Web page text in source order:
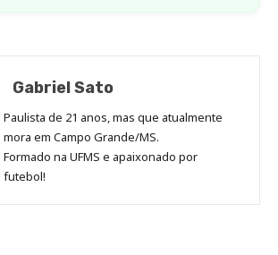
Gabriel Sato
Paulista de 21 anos, mas que atualmente
mora em Campo Grande/MS.
Formado na UFMS e apaixonado por
futebol!